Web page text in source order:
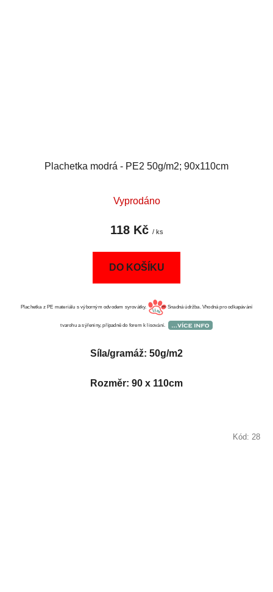
Plachetka modrá - PE2 50g/m2; 90x110cm
Vyprodáno
118 Kč / ks
DO KOŠÍKU
Plachetka z PE materiálu s výborným odvodem syrovátky. Snadná údržba. Vhodná pro odkapávání
tvarohu a sýřeniny, případně do forem k lisování.
Síla/gramáž: 50g/m2
Rozměr: 90 x 110cm
Kód: 28